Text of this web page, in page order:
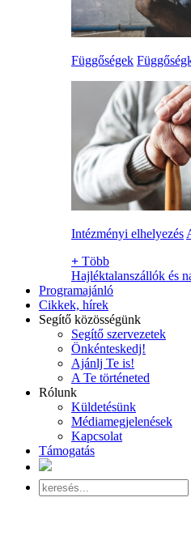
Függőségek
Intézményi elhelyezés
+ Több
Hajléktalanszállók és
Programajánló
Cikkek, hírek
Segítő közösségünk
Segítő szervezetek
Önkénteskedj!
Ajánlj Te is!
A Te történeted
Rólunk
Küldetésünk
Médiamegjelenések
Kapcsolat
Támogatás